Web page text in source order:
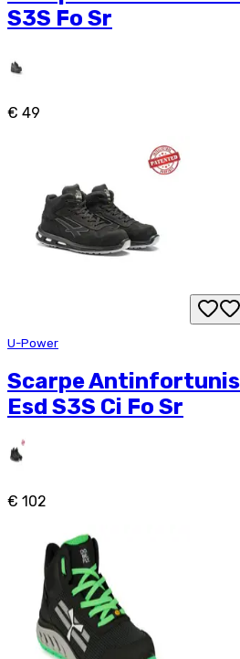
S3S Fo Sr
€ 49
U-Power
Scarpe
Esd S3S Ci Fo Sr
€ 102